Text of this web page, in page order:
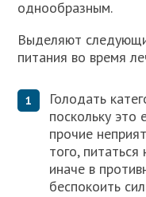
однообразным.
Выделяют
питания во время
Голодать
поскольку
прочие
того,
иначе в
беспокоить